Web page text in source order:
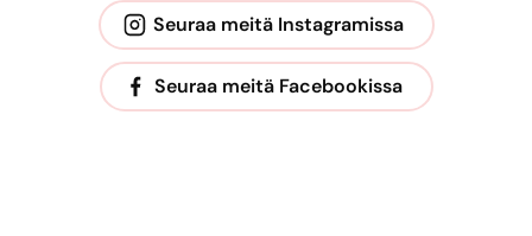
Seuraa meitä Instagramissa
Seuraa meitä Facebookissa